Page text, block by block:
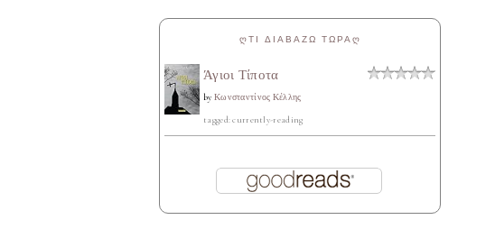
ᲦΤΙ ΔΙΑΒΑΖΩ ΤΩΡΑᲦ
Άγιοι Τίποτα
by Κωνσταντίνος Κέλλης
tagged: currently-reading